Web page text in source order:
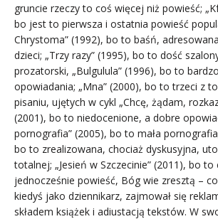
gruncie rzeczy to coś więcej niż powieść;
bo jest to pierwsza i ostatnia powieść
Chrystoma” (1992), bo to baśń,
dzieci; „Trzy razy” (1995), bo to dość
prozatorski, „Bulgulula” (1996), bo to
opowiadania; „Mna” (2000), bo to trzeci z
pisaniu, ujętych w cykl „Chcę, żądam,
(2001), bo to niedocenione, a dobre
pornografia” (2005), bo to mała
bo to zrealizowana, chociaż dyskusyjna,
totalnej; „Jesień w Szczecinie” (2011), bo to
jednocześnie powieść, Bóg wie zresztą –
kiedyś jako dziennikarz, zajmował się
składem książek i adiustacją tekstów. W